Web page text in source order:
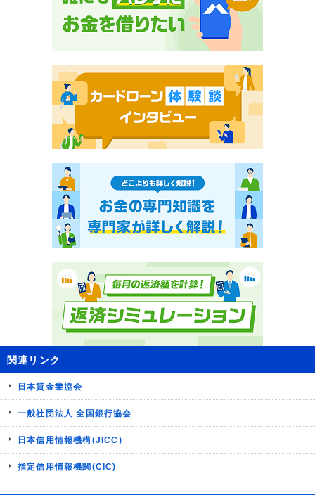
関連リンク
日本貸金業協会
一般社団法人 全国銀行協会
日本信用情報機構(JICC)
指定信用情報機関(CIC)